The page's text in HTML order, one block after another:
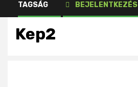
TAGSÁG BEJELENTKEZÉS
Kep2